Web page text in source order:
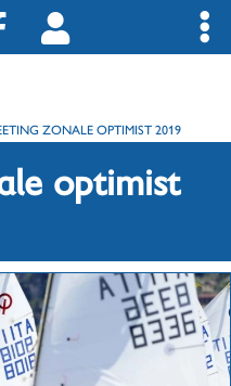
ZONALE OPTIMIST 2019
optimist